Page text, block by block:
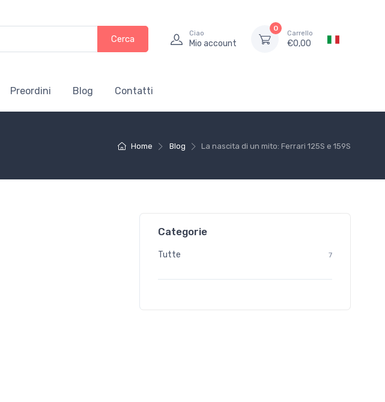
Cerca
Ciao
Mio account
0
Carrello
€0,00
Preordini Blog Contatti
Home Blog La nascita di un mito: Ferrari 125S e 159S
Categorie
Tutte 7